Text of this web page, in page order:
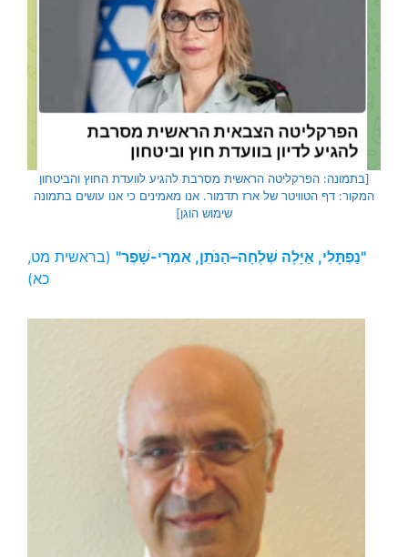
[בתמונה: הפרקליטה הראשית מסרבת להגיע לוועדת החוץ והביטחון
המקור: דף הטוויטר של ארז תדמור. אנו מאמינים כי אנו עושים בתמונה
שימוש הוגן]
"נַפְתָּלִי, אַיָּלָה שְׁלֻחָה–הַנֹּתֵן, אִמְרֵי-שָׁפֶר" (בראשית מט,
כא)